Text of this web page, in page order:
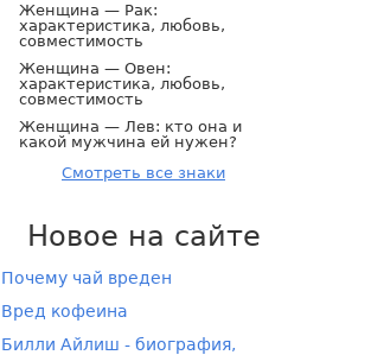
Женщина — Рак:
характеристика, любовь,
совместимость
Женщина — Овен:
характеристика, любовь,
совместимость
Женщина — Лев: кто она и
какой мужчина ей нужен?
Смотреть все знаки
Новое на сайте
Почему чай вреден
Вред кофеина
Билли Айлиш - биография,